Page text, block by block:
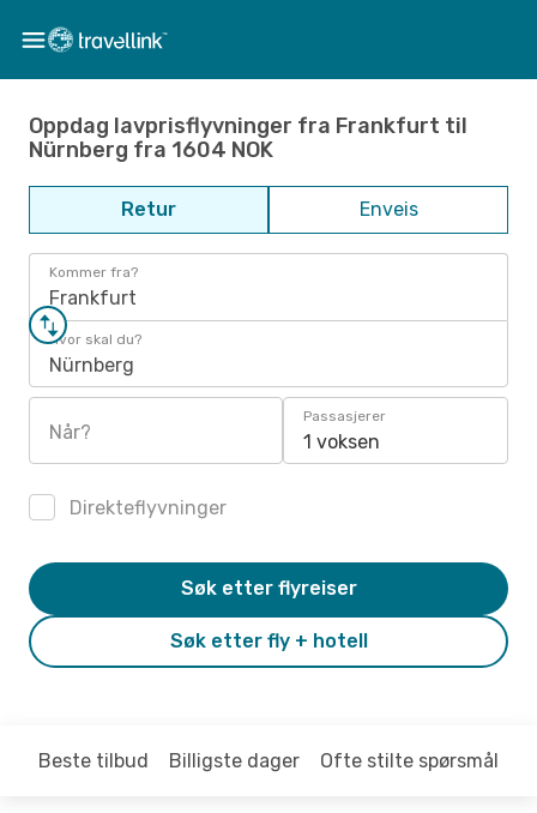
Oppdag lavprisflyvninger fra Frankfurt til
Nürnberg fra 1604 NOK
Retur Enveis
Kommer fra?
Frankfurt
Hvor skal du?
Nürnberg
Når?
Passasjerer
1 voksen
Direkteflyvninger
Søk etter fly + hotell
Søk etter flyreiser
Beste tilbud Billigste dager Ofte stilte spørsmål